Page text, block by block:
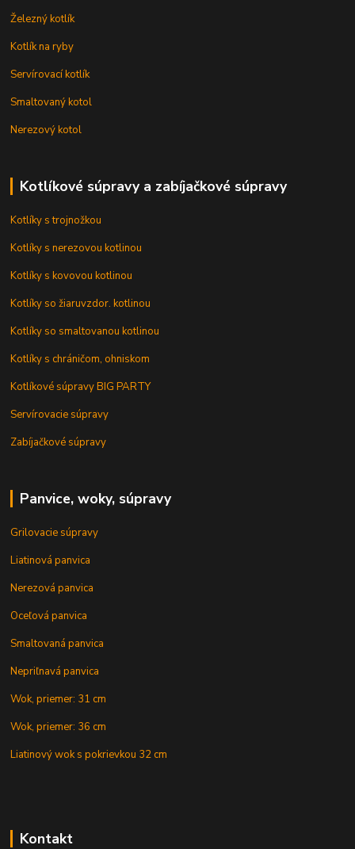
Železný kotlík
Kotlík na ryby
Servírovací kotlík
Smaltovaný kotol
Nerezový kotol
Kotlíkové súpravy a zabíjačkové súpravy
Kotlíky s trojnožkou
Kotlíky s nerezovou kotlinou
Kotlíky s kovovou kotlinou
Kotlíky so žiaruvzdor. kotlinou
Kotlíky so smaltovanou kotlinou
Kotlíky s chráničom, ohniskom
Kotlíkové súpravy BIG PARTY
Servírovacie súpravy
Zabíjačkové súpravy
Panvice, woky, súpravy
Grilovacie súpravy
Liatinová panvica
Nerezová panvica
Oceľová panvica
Smaltovaná panvica
Nepriľnavá panvica
Wok, priemer: 31 cm
Wok, priemer: 36 cm
Liatinový wok s pokrievkou 32 cm
Kontakt